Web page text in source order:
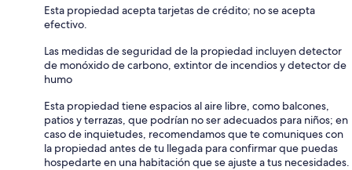
Esta propiedad acepta tarjetas de crédito; no se acepta
efectivo.
Las medidas de seguridad de la propiedad incluyen detector
de monóxido de carbono, extintor de incendios y detector de
humo
Esta propiedad tiene espacios al aire libre, como balcones,
patios y terrazas, que podrían no ser adecuados para niños; en
caso de inquietudes, recomendamos que te comuniques con
la propiedad antes de tu llegada para confirmar que puedas
hospedarte en una habitación que se ajuste a tus necesidades.